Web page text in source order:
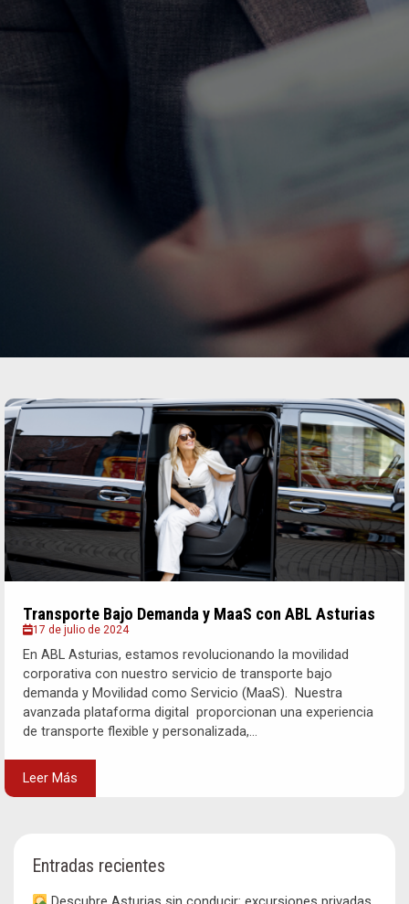
Transporte Bajo Demanda y MaaS con ABL Asturias
17 de julio de 2024
En ABL Asturias, estamos revolucionando la movilidad
corporativa con nuestro servicio de transporte bajo
demanda y Movilidad como Servicio (MaaS). Nuestra
avanzada plataforma digital proporcionan una experiencia
de transporte flexible y personalizada,...
Leer Más
Entradas recientes